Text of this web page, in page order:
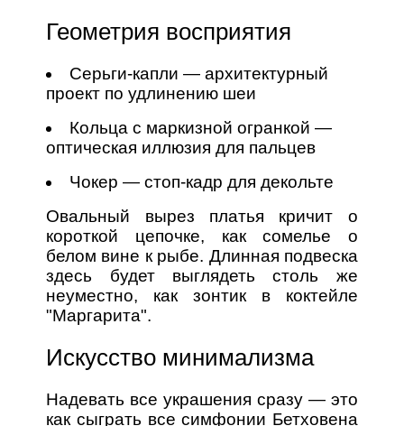
Геометрия восприятия
Серьги-капли — архитектурный
проект по удлинению шеи
Кольца с маркизной огранкой —
оптическая иллюзия для пальцев
Чокер — стоп-кадр для декольте
Овальный вырез платья кричит о
короткой цепочке, как сомелье о
белом вине к рыбе. Длинная подвеска
здесь будет выглядеть столь же
неуместно, как зонтик в коктейле
"Маргарита".
Искусство минимализма
Надевать все украшения сразу — это
как сыграть все симфонии Бетховена